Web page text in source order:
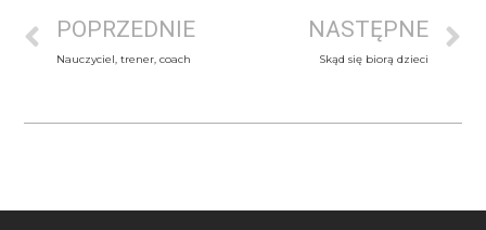
POPRZEDNIE
Nauczyciel, trener, coach
NASTĘPNE
Skąd się biorą dzieci